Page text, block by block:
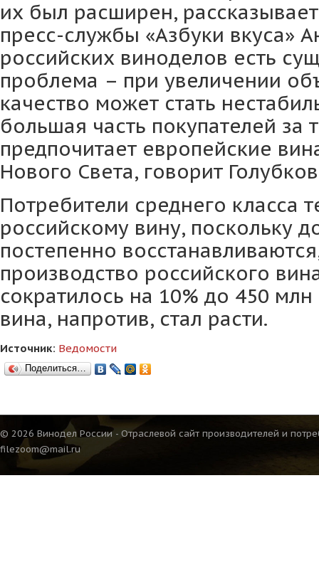
их был расширен,
пресс-службы «Азбуки вкуса»
российских виноделов есть
проблема – при увеличении
качество может стать
большая часть покупателей за
предпочитает европейские
Нового Света, говорит
Потребители среднего класса
российскому вину, поскольку
постепенно
производство российского
сократилось на 10% до 450
вина, напротив, стал расти.
Источник: Ведомости
Поделиться…
© 2026 Винодел России - Отраслевой сайт производителей и
filezoom@mail.ru